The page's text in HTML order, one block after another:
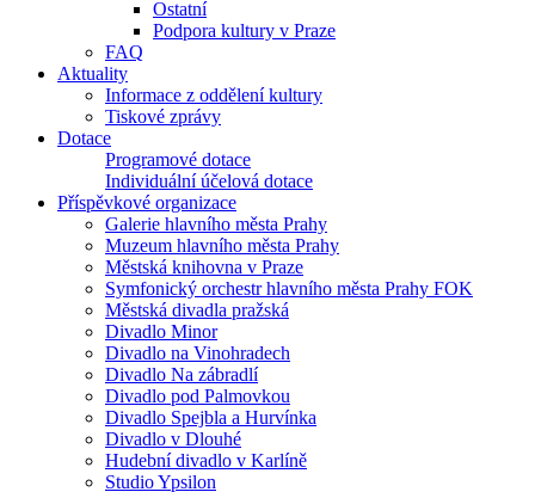
Ostatní
Podpora kultury v Praze
FAQ
Aktuality
Informace z oddělení kultury
Tiskové zprávy
Dotace
Programové dotace
Individuální účelová dotace
Příspěvkové organizace
Galerie hlavního města Prahy
Muzeum hlavního města Prahy
Městská knihovna v Praze
Symfonický orchestr hlavního města Prahy FOK
Městská divadla pražská
Divadlo Minor
Divadlo na Vinohradech
Divadlo Na zábradlí
Divadlo pod Palmovkou
Divadlo Spejbla a Hurvínka
Divadlo v Dlouhé
Hudební divadlo v Karlíně
Studio Ypsilon